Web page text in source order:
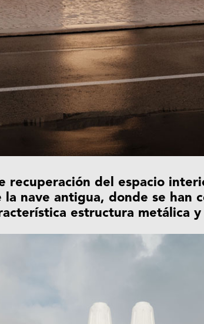
recuperación del espacio
nave antigua, donde se han
estructura metálica